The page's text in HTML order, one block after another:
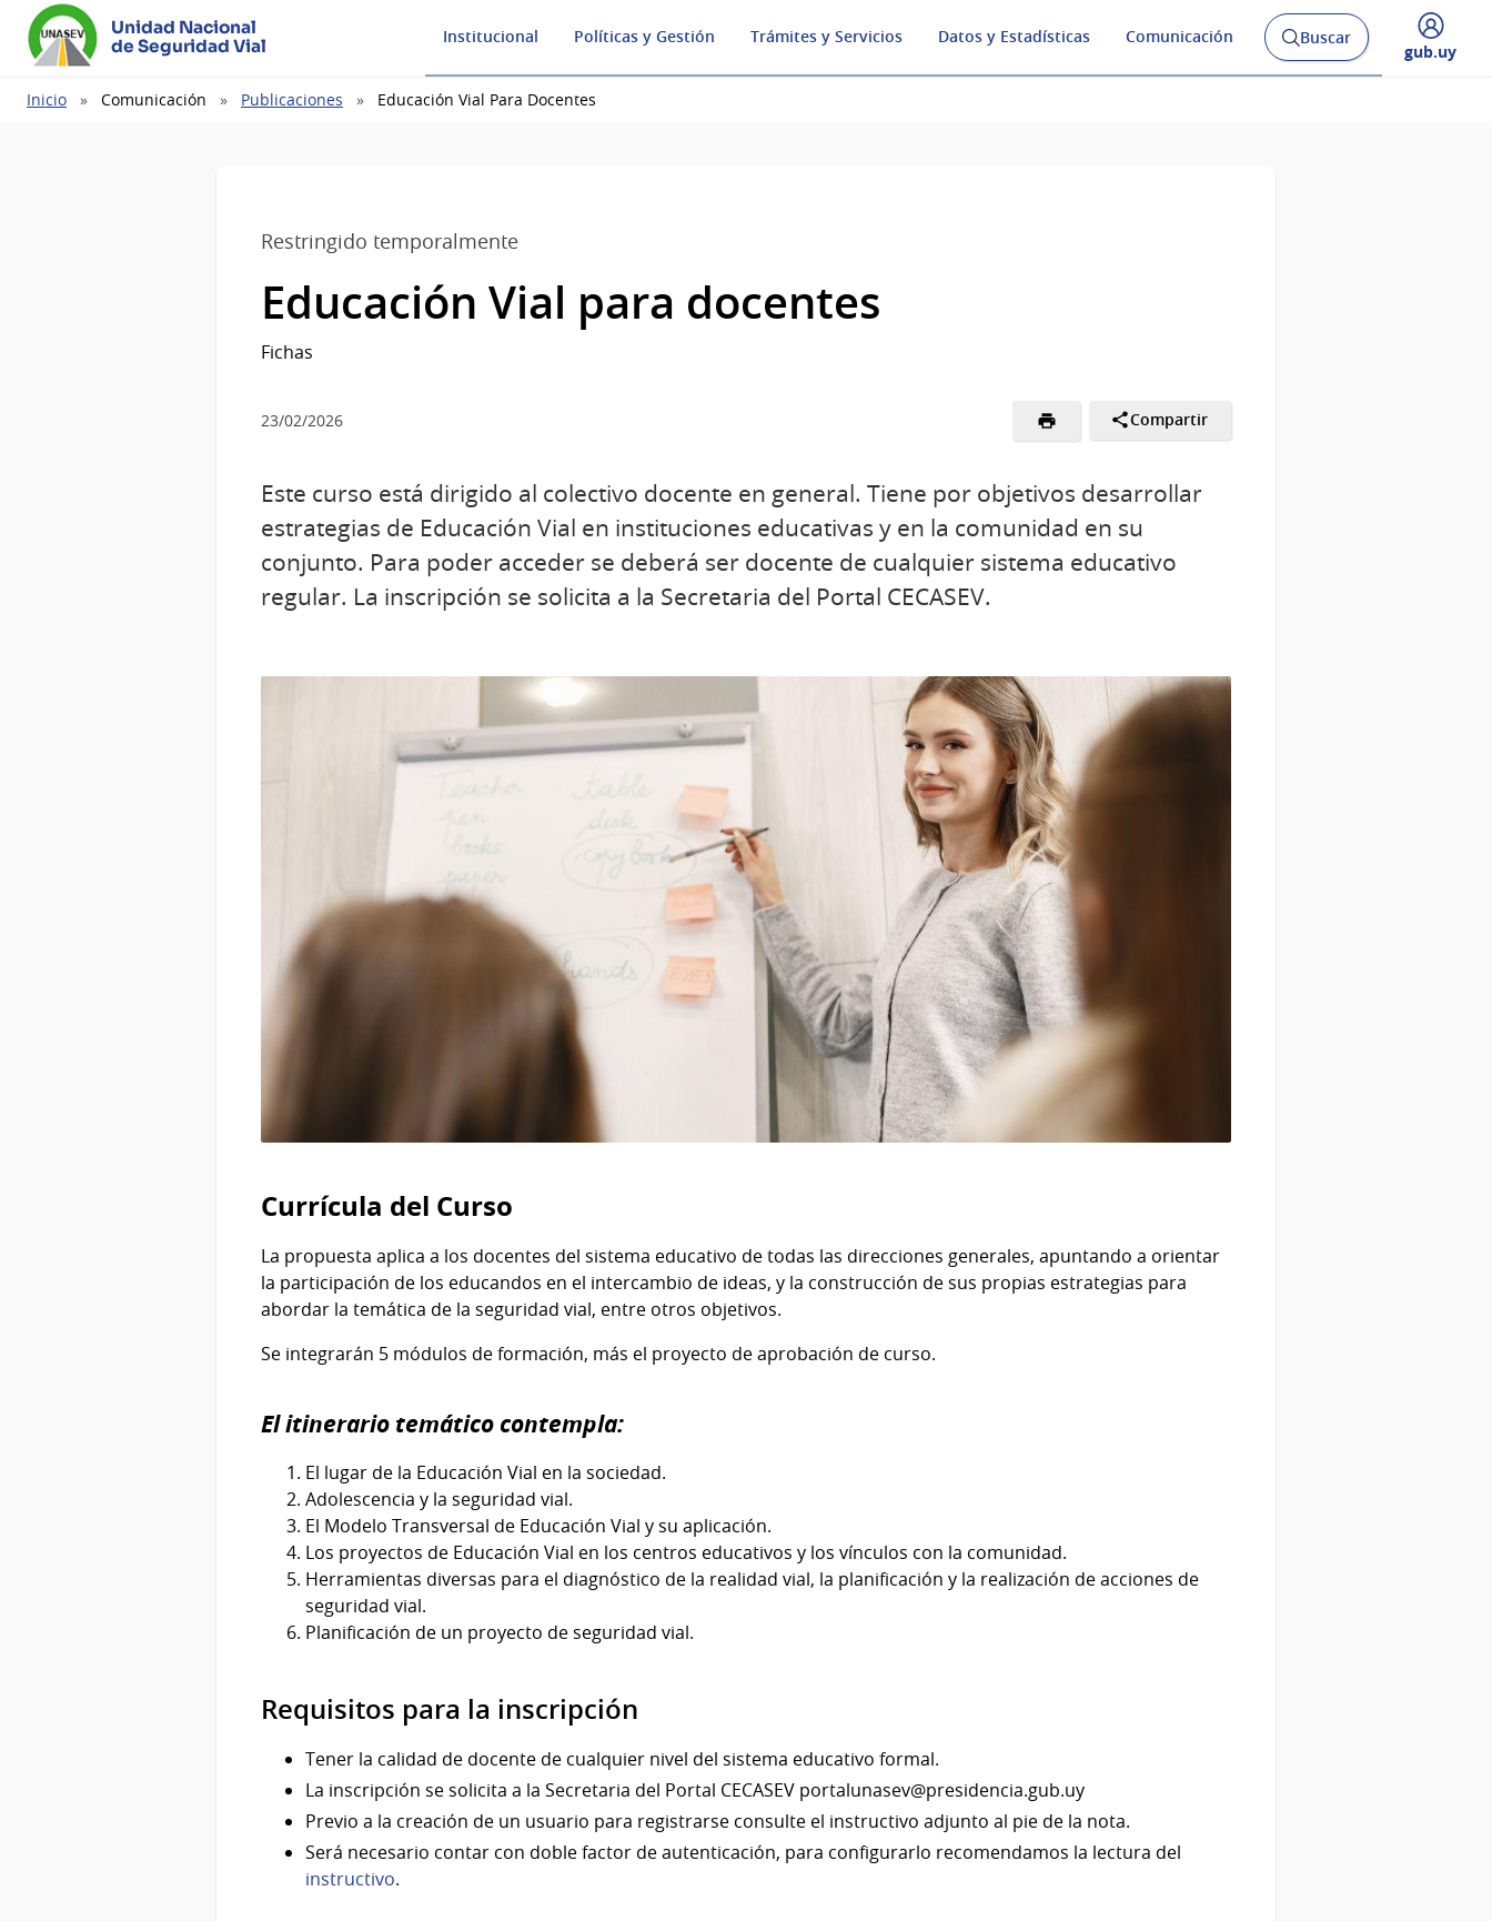
Unidad Nacional
de Seguridad Vial
Institucional Políticas y Gestión Trámites y Servicios Datos y Estadísticas Comunicación
Abrir
buscador
Buscar
Desplegar
gub.uy
Ruta
Inicio Comunicación Publicaciones Educación Vial Para Docentes
Restringido temporalmente
Educación Vial para docentes
Fichas
23/02/2026 Compartir
Este curso está dirigido al colectivo docente en general. Tiene por objetivos desarrollar
estrategias de Educación Vial en instituciones educativas y en la comunidad en su
conjunto. Para poder acceder se deberá ser docente de cualquier sistema educativo
regular. La inscripción se solicita a la Secretaria del Portal CECASEV.
Currícula del Curso
La propuesta aplica a los docentes del sistema educativo de todas las direcciones generales, apuntando a orientar
la participación de los educandos en el intercambio de ideas, y la construcción de sus propias estrategias para
abordar la temática de la seguridad vial, entre otros objetivos.
Se integrarán 5 módulos de formación, más el proyecto de aprobación de curso.
El itinerario temático contempla:
El lugar de la Educación Vial en la sociedad.
Adolescencia y la seguridad vial.
El Modelo Transversal de Educación Vial y su aplicación.
Los proyectos de Educación Vial en los centros educativos y los vínculos con la comunidad.
Herramientas diversas para el diagnóstico de la realidad vial, la planificación y la realización de acciones de
seguridad vial.
Planificación de un proyecto de seguridad vial.
Requisitos para la inscripción
Tener la calidad de docente de cualquier nivel del sistema educativo formal.
La inscripción se solicita a la Secretaria del Portal CECASEV portalunasev@presidencia.gub.uy
Previo a la creación de un usuario para registrarse consulte el instructivo adjunto al pie de la nota.
Será necesario contar con doble factor de autenticación, para configurarlo recomendamos la lectura del
instructivo.